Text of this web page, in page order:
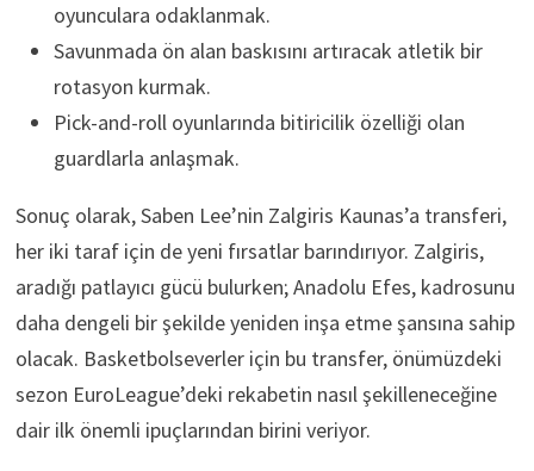
oyunculara odaklanmak.
Savunmada ön alan baskısını artıracak atletik bir
rotasyon kurmak.
Pick-and-roll oyunlarında bitiricilik özelliği olan
guardlarla anlaşmak.
Sonuç olarak, Saben Lee’nin Zalgiris Kaunas’a transferi,
her iki taraf için de yeni fırsatlar barındırıyor. Zalgiris,
aradığı patlayıcı gücü bulurken; Anadolu Efes, kadrosunu
daha dengeli bir şekilde yeniden inşa etme şansına sahip
olacak. Basketbolseverler için bu transfer, önümüzdeki
sezon EuroLeague’deki rekabetin nasıl şekilleneceğine
dair ilk önemli ipuçlarından birini veriyor.